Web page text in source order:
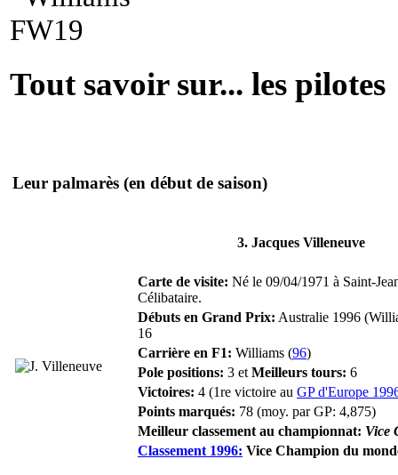
Tout savoir sur... les pilotes
Leur palmarès (en début de saison)
3. Jacques Villeneuve
Carte de visite: Né le 09/04/1971 à Saint-
Célibataire.
Débuts en Grand Prix: Australie 1996
16
Carrière en F1: Williams (96)
Pole positions: 3 et Meilleurs tours: 6
Victoires: 4 (1re victoire au GP d'Europe
Points marqués: 78 (moy. par GP: 4,875)
Meilleur classement au championnat: Vice
Classement 1996: Vice Champion du